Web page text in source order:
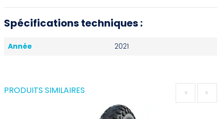
Spécifications techniques :
Année 2021
PRODUITS SIMILAIRES